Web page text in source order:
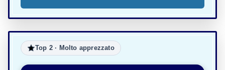
Top 2 · Molto apprezzato